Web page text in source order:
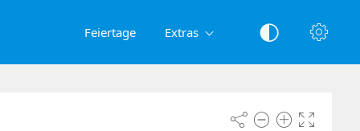
Feiertage Extras